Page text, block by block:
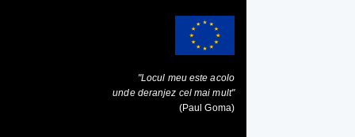
"Locul meu este acolo
unde deranjez cel mai mult"
(Paul Goma)